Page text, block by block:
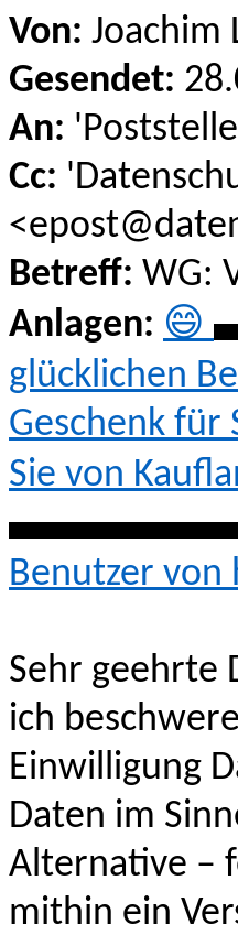
Von: Joachim
Gesendet:
An:
Cc:
Betreff: WG:
Anlagen: 😄
glücklichen
Geschenk für
Sie von
Benutzer
Sehr geehrte
ich
Einwilligung
Daten im
Alternative –
mithin ein